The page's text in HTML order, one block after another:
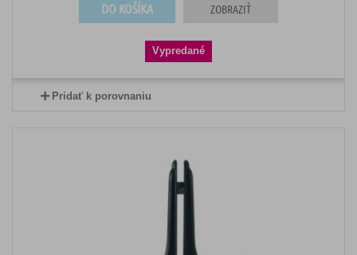
DO KOŠÍKA ZOBRAZIŤ
Vypredané
Pridať k porovnaniu